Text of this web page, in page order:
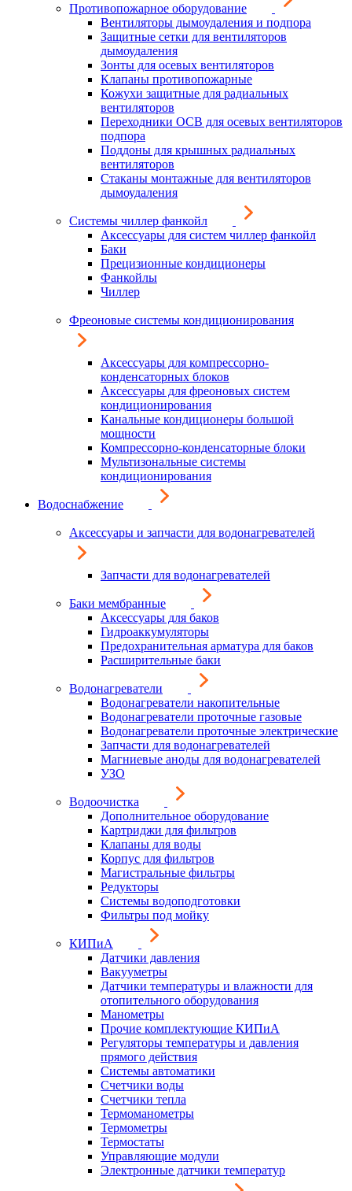
Противопожарное оборудование
Вентиляторы дымоудаления и подпора
Защитные сетки для вентиляторов
дымоудаления
Зонты для осевых вентиляторов
Клапаны противопожарные
Кожухи защитные для радиальных
вентиляторов
Переходники ОСВ для осевых вентиляторов
подпора
Поддоны для крышных радиальных
вентиляторов
Стаканы монтажные для вентиляторов
дымоудаления
Системы чиллер фанкойл
Аксессуары для систем чиллер фанкойл
Баки
Прецизионные кондиционеры
Фанкойлы
Чиллер
Фреоновые системы кондиционирования
Аксессуары для компрессорно-
конденсаторных блоков
Аксессуары для фреоновых систем
кондиционирования
Канальные кондиционеры большой
мощности
Компрессорно-конденсаторные блоки
Мультизональные системы
кондиционирования
Водоснабжение
Аксессуары и запчасти для водонагревателей
Запчасти для водонагревателей
Баки мембранные
Аксессуары для баков
Гидроаккумуляторы
Предохранительная арматура для баков
Расширительные баки
Водонагреватели
Водонагреватели накопительные
Водонагреватели проточные газовые
Водонагреватели проточные электрические
Запчасти для водонагревателей
Магниевые аноды для водонагревателей
УЗО
Водоочистка
Дополнительное оборудование
Картриджи для фильтров
Клапаны для воды
Корпус для фильтров
Магистральные фильтры
Редукторы
Системы водоподготовки
Фильтры под мойку
КИПиА
Датчики давления
Вакууметры
Датчики температуры и влажности для
отопительного оборудования
Манометры
Прочие комплектующие КИПиА
Регуляторы температуры и давления
прямого действия
Системы автоматики
Счетчики воды
Счетчики тепла
Термоманометры
Термометры
Термостаты
Управляющие модули
Электронные датчики температур